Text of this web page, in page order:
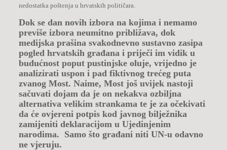
nedostatka poštenja u hrvatskih političara.
Dok se dan novih izbora na kojima i nemamo
previše izbora neumitno približava, dok
medijska prašina svakodnevno sustavno zasipa
pogled hrvatskih građana i priječi im vidik u
budućnost poput pustinjske oluje, vrijedno je
analizirati uspon i pad fiktivnog trećeg puta
zvanog Most. Naime, Most još uvijek nastoji
sačuvati dojam da je on nekakva ozbiljna
alternativa velikim strankama te je za očekivati
da će ovjereni potpis kod javnog bilježnika
zamijeniti deklaracijom u Ujedinjenim
narodima. Samo što građani niti UN-u odavno
ne vjeruju.